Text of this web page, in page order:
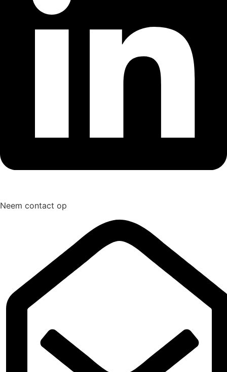
Neem contact op